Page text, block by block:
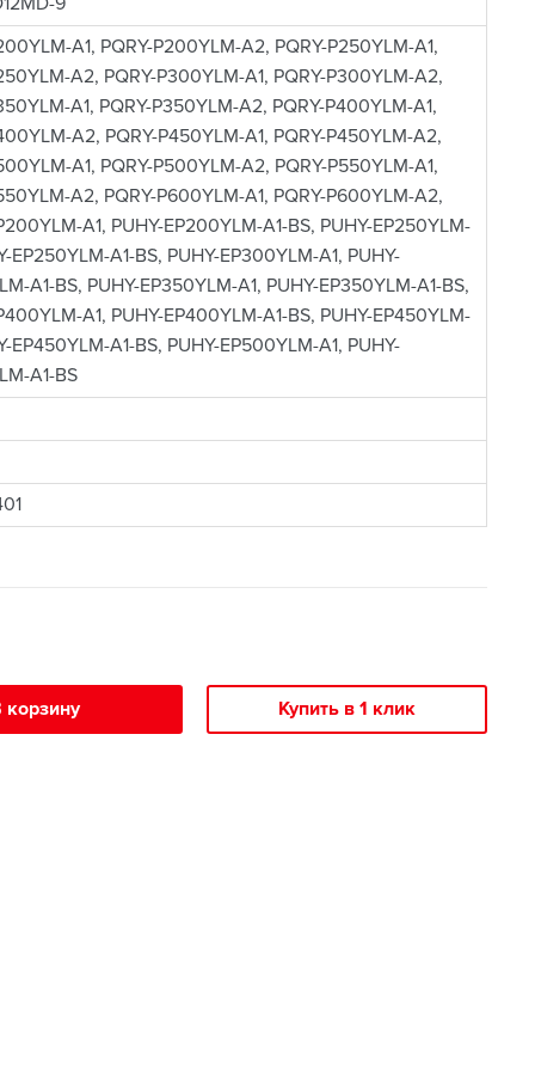
A1, PQRY-P200YLM-A2, PQRY-P250YLM-A1,
A2, PQRY-P300YLM-A1, PQRY-P300YLM-A2,
A1, PQRY-P350YLM-A2, PQRY-P400YLM-A1,
A2, PQRY-P450YLM-A1, PQRY-P450YLM-A2,
A1, PQRY-P500YLM-A2, PQRY-P550YLM-A1,
A2, PQRY-P600YLM-A1, PQRY-P600YLM-A2,
A1, PUHY-EP200YLM-A1-BS, PUHY-EP250YLM-
EP250YLM-A1-BS, PUHY-EP300YLM-A1, PUHY-
A1-BS, PUHY-EP350YLM-A1, PUHY-EP350YLM-A1-BS,
A1, PUHY-EP400YLM-A1-BS, PUHY-EP450YLM-
EP450YLM-A1-BS, PUHY-EP500YLM-A1, PUHY-
A1-BS
корзину Купить в 1 клик